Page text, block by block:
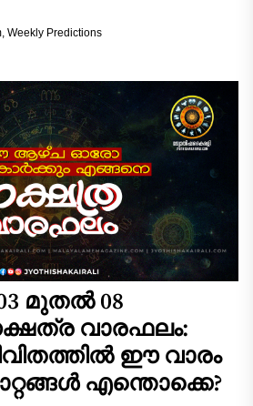
, Weekly Predictions
മുതൽ 08
വാരഫലം:
ഈ വാരം
എന്തൊക്കെ?